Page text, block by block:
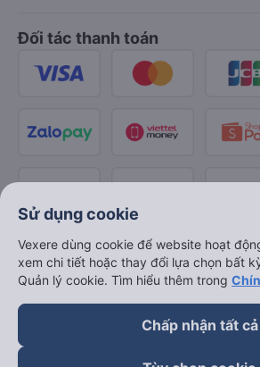
Đối tác thanh toán
Sử dụng cookie
Vexere dùng cookie để website hoạt
xem chi tiết hoặc thay đổi lựa chọn bất
Quản lý cookie. Tìm hiểu thêm trong
Chấp nhận tất cả